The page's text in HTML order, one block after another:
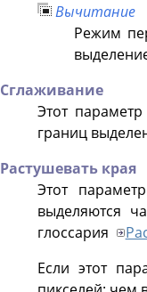
Вычитание
Режим
Сглаживание
Этот
границ
Растушевать края
Этот
выделяются
глоссария
Если этот